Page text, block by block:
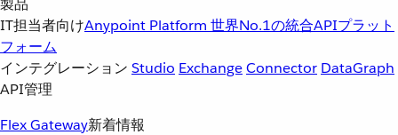
製品
IT担当者向けAnypoint Platform 世界No.1の統合APIプラット
フォーム
インテグレーション Studio ExchangeConnector DataGraph
API管理
Flex Gateway新着情報